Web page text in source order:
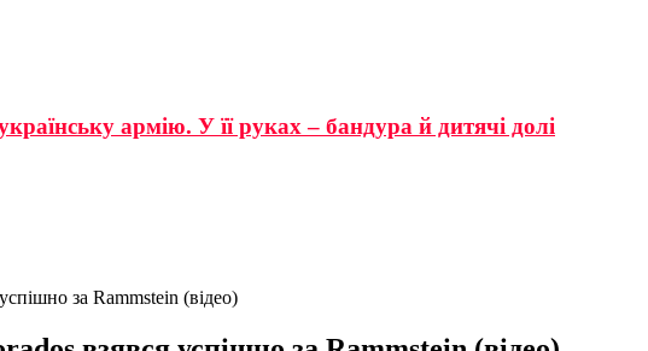
армію. У її руках – бандура й дитячі долі
за Rammstein (відео)